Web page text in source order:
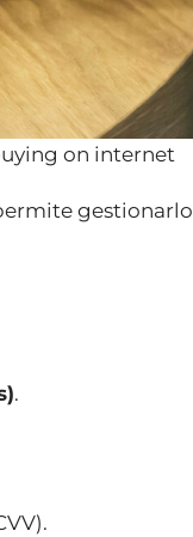
on internet
gestionarlo
.